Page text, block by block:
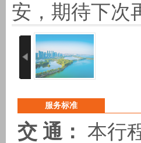
安，期待下次
服务标准
交 通： 本行